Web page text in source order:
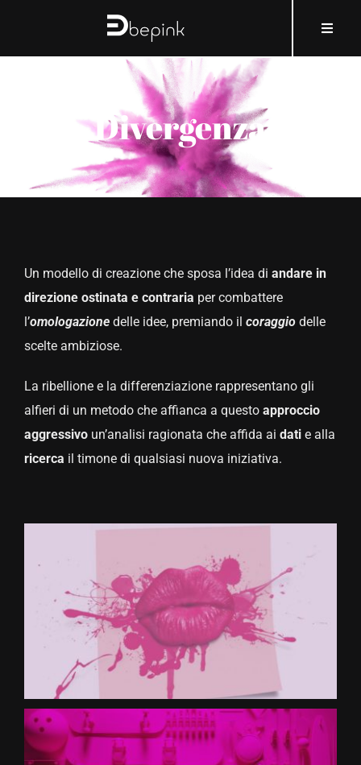
contenuto
Toggle
A PROPOSITO DI BEPINK
COSA E COME
CHI
COSMOBLOG
Divergenza
Un modello di creazione che sposa l’idea di andare in
direzione ostinata e contraria per combattere
l’omologazione delle idee, premiando il coraggio delle
scelte ambiziose.
La ribellione e la differenziazione rappresentano gli
alfieri di un metodo che affianca a questo approccio
aggressivo un’analisi ragionata che affida ai dati e alla
ricerca il timone di qualsiasi nuova iniziativa.